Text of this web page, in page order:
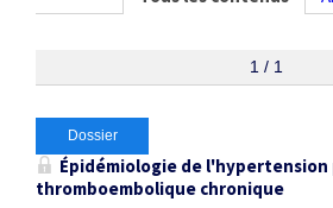
Antivitamines K ×
1 / 1
Dossier
Épidémiologie de l'hypertension
thromboembolique chronique